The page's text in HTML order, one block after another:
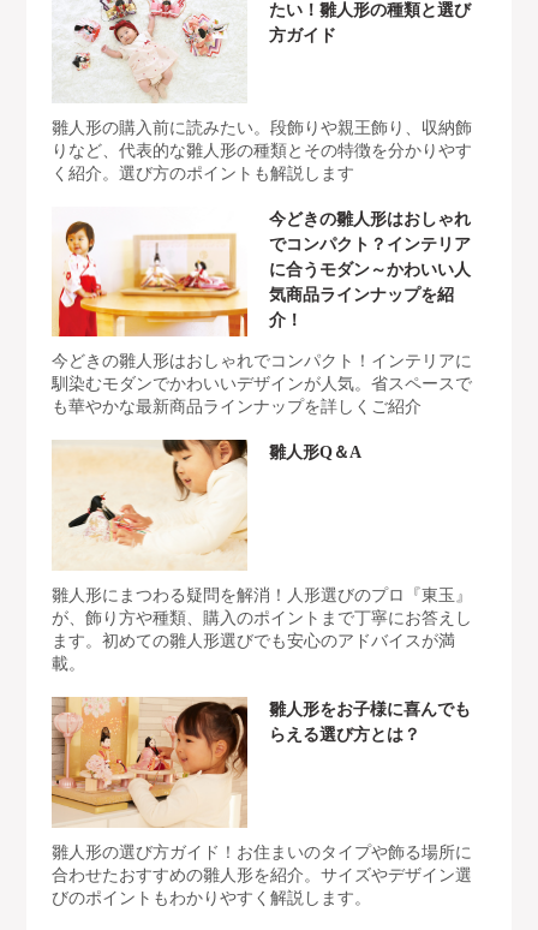
たい！雛人形の種類と選び
方ガイド
雛人形の購入前に読みたい。段飾りや親王飾り、収納飾
りなど、代表的な雛人形の種類とその特徴を分かりやす
く紹介。選び方のポイントも解説します
今どきの雛人形はおしゃれ
でコンパクト？インテリア
に合うモダン～かわいい人
気商品ラインナップを紹
介！
今どきの雛人形はおしゃれでコンパクト！インテリアに
馴染むモダンでかわいいデザインが人気。省スペースで
も華やかな最新商品ラインナップを詳しくご紹介
雛人形Q＆A
雛人形にまつわる疑問を解消！人形選びのプロ『東玉』
が、飾り方や種類、購入のポイントまで丁寧にお答えし
ます。初めての雛人形選びでも安心のアドバイスが満
載。
雛人形をお子様に喜んでも
らえる選び方とは？
雛人形の選び方ガイド！お住まいのタイプや飾る場所に
合わせたおすすめの雛人形を紹介。サイズやデザイン選
びのポイントもわかりやすく解説します。